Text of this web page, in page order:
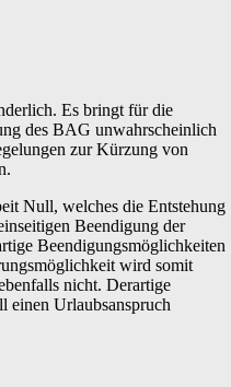
Es bringt für die
des BAG unwahrscheinlich
zur Kürzung von
Null, welches die Entstehung
Beendigung der
Beendigungsmöglichkeiten
wird somit
nicht. Derartige
einen Urlaubsanspruch